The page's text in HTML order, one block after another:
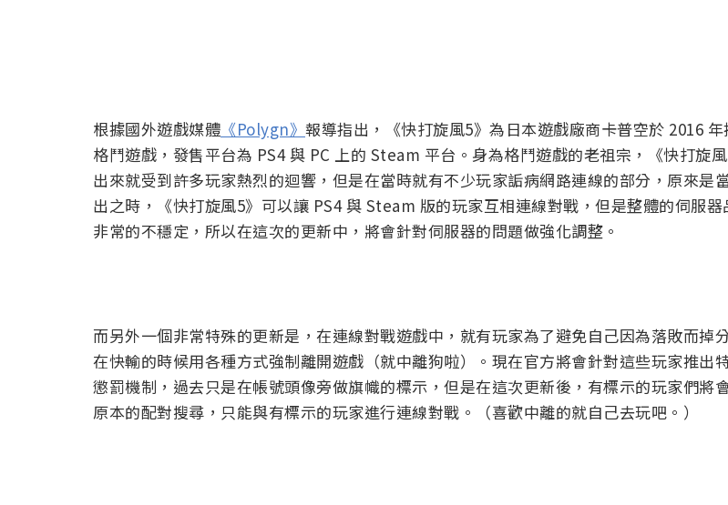
根據國外遊戲媒體 《Polygn》 報導指出，《快打旋風5》為日本遊戲廠商卡普空於 2016 年
格鬥遊戲，發售平台為 PS4 與 PC 上的 Steam 平台。身為格鬥遊戲的老祖宗，《快打旋
出來就受到許多玩家熱烈的迴響，但是在當時就有不少玩家詬病網路連線的部分，原來是
出之時，《快打旋風5》可以讓 PS4 與 Steam 版的玩家互相連線對戰，但是整體的伺服器
非常的不穩定，所以在這次的更新中，將會針對伺服器的問題做強化調整。
而另外一個非常特殊的更新是，在連線對戰遊戲中，就有玩家為了避免自己因為落敗而掉
在快輸的時候用各種方式強制離開遊戲（就中離狗啦）。現在官方將會針對這些玩家推出
懲罰機制，過去只是在帳號頭像旁做旗幟的標示，但是在這次更新後，有標示的玩家們將
原本的配對搜尋，只能與有標示的玩家進行連線對戰。（喜歡中離的就自己去玩吧。）